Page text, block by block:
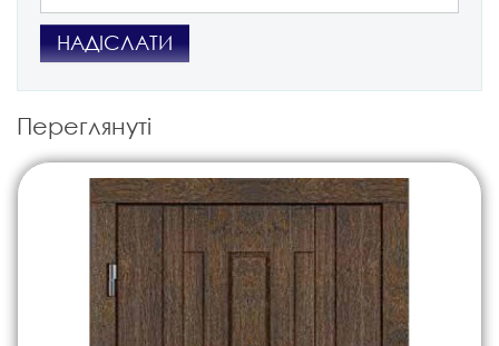
НАДІСЛАТИ
Переглянуті